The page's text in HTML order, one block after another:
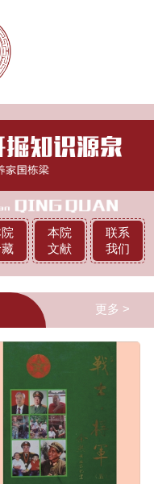
本院
文献
联系
我们
更多 >